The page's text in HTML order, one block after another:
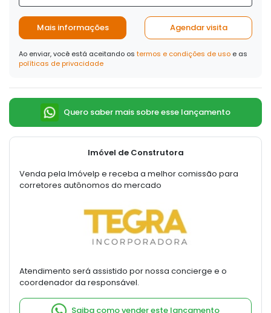
Mais informações Agendar visita
Ao enviar, você está aceitando os termos e condições de uso e as
políticas de privacidade
Quero saber mais sobre esse lançamento
Imóvel de Construtora
Venda pela Imóvelp e receba a melhor comissão para
corretores autônomos do mercado
Atendimento será assistido por nossa concierge e o
coordenador da responsável.
Saiba como vender este lançamento